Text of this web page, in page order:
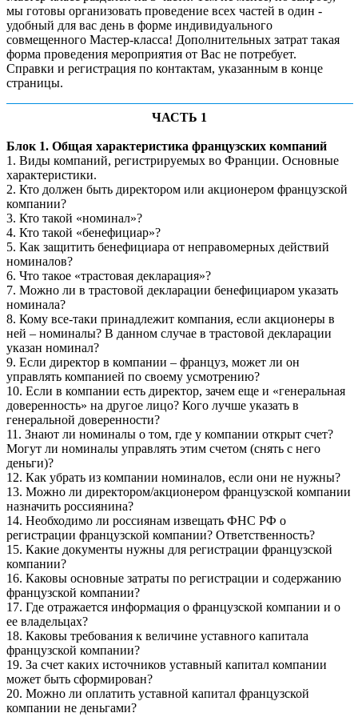
мы готовы организовать проведение всех частей в один -
удобный для вас день в форме индивидуального
совмещенного Мастер-класса! Дополнительных затрат такая
форма проведения мероприятия от Вас не потребует.
Справки и регистрация по контактам, указанным в конце
страницы.
ЧАСТЬ 1
Блок 1. Общая характеристика французских компаний
1. Виды компаний, регистрируемых во Франции. Основные
характеристики.
2. Кто должен быть директором или акционером французской
компании?
3. Кто такой «номинал»?
4. Кто такой «бенефициар»?
5. Как защитить бенефициара от неправомерных действий
номиналов?
6. Что такое «трастовая декларация»?
7. Можно ли в трастовой декларации бенефициаром указать
номинала?
8. Кому все-таки принадлежит компания, если акционеры в
ней – номиналы? В данном случае в трастовой декларации
указан номинал?
9. Если директор в компании – француз, может ли он
управлять компанией по своему усмотрению?
10. Если в компании есть директор, зачем еще и «генеральная
доверенность» на другое лицо? Кого лучше указать в
генеральной доверенности?
11. Знают ли номиналы о том, где у компании открыт счет?
Могут ли номиналы управлять этим счетом (снять с него
деньги)?
12. Как убрать из компании номиналов, если они не нужны?
13. Можно ли директором/акционером французской компании
назначить россиянина?
14. Необходимо ли россиянам извещать ФНС РФ о
регистрации французской компании? Ответственность?
15. Какие документы нужны для регистрации французской
компании?
16. Каковы основные затраты по регистрации и содержанию
французской компании?
17. Где отражается информация о французской компании и о
ее владельцах?
18. Каковы требования к величине уставного капитала
французской компании?
19. За счет каких источников уставный капитал компании
может быть сформирован?
20. Можно ли оплатить уставной капитал французской
компании не деньгами?